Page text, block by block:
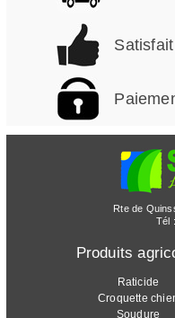
Rte de
Tél
Produits
Raticide
Croquette
Soudure